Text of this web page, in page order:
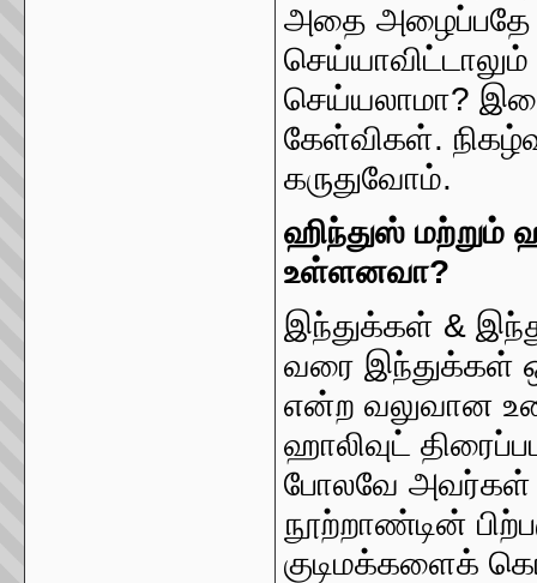
அதை அழைப்பதே
செய்யலாமா?
கேள்விகள்.
கருதுவோம்.
ஹிந்துஸ் மற்றும்
உள்ளனவா?
இந்துக்கள் &
வரை இந்துக்கள்
என்ற வலுவான
ஹாலிவுட்
போலவே அவர்கள்
நூற்றாண்டின்
குடிமக்களைக்